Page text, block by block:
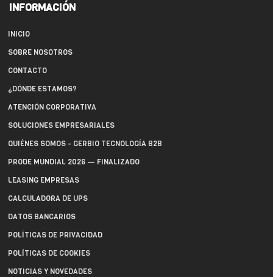
INFORMACIÓN
INICIO
SOBRE NOSOTROS
CONTACTO
¿DÓNDE ESTAMOS?
ATENCIÓN CORPORATIVA
SOLUCIONES EMPRESARIALES
QUIÉNES SOMOS - GERBIO TECNOLOGÍA B2B
PRODE MUNDIAL 2026 — FINALIZADO
LEASING EMPRESAS
CALCULADORA DE UPS
DATOS BANCARIOS
POLÍTICAS DE PRIVACIDAD
POLÍTICAS DE COOKIES
NOTICIAS Y NOVEDADES